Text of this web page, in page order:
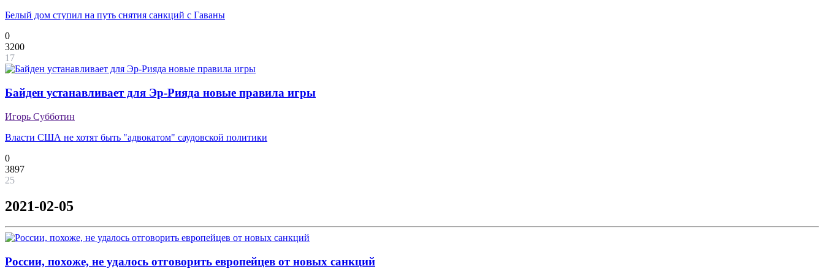
Белый дом ступил на путь снятия санкций с Гаваны
0
3200
17
Байден устанавливает для Эр-Рияда новые правила игры
Игорь Субботин
Власти США не хотят быть "адвокатом" саудовской политики
0
3897
25
2021-02-05
России, похоже, не удалось отговорить европейцев от новых санкций